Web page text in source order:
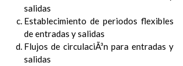
salidas
Establecimiento de periodos flexibles
de entradas y salidas
Flujos de circulaciÃ³n para entradas y
salidas